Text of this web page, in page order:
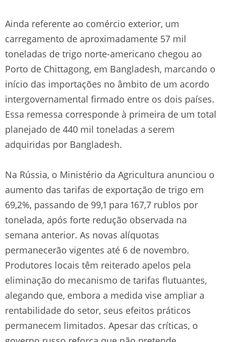
Ainda referente ao comércio exterior, um
carregamento de aproximadamente 57 mil
toneladas de trigo norte-americano chegou ao
Porto de Chittagong, em Bangladesh, marcando o
início das importações no âmbito de um acordo
intergovernamental firmado entre os dois países.
Essa remessa corresponde à primeira de um total
planejado de 440 mil toneladas a serem
adquiridas por Bangladesh.
Na Rússia, o Ministério da Agricultura anunciou o
aumento das tarifas de exportação de trigo em
69,2%, passando de 99,1 para 167,7 rublos por
tonelada, após forte redução observada na
semana anterior. As novas alíquotas
permanecerão vigentes até 6 de novembro.
Produtores locais têm reiterado apelos pela
eliminação do mecanismo de tarifas flutuantes,
alegando que, embora a medida vise ampliar a
rentabilidade do setor, seus efeitos práticos
permanecem limitados. Apesar das críticas, o